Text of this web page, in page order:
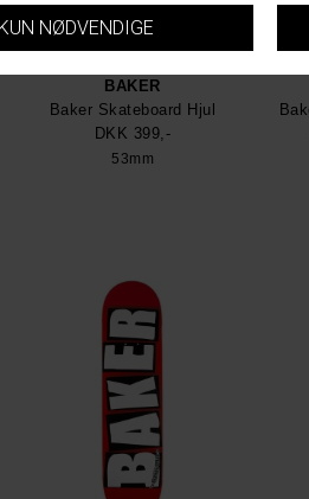
BAKER
Baker Skateboard Hjul
DKK 399,-
53mm